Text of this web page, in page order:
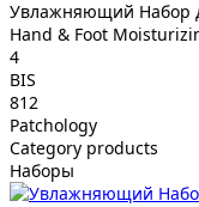
Увлажняющий Набор
Hand & Foot
4
BIS
812
Patchology
Category products
Наборы